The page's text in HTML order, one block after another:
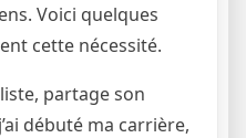
Voici quelques
cette nécessité.
partage son
débuté ma carrière,